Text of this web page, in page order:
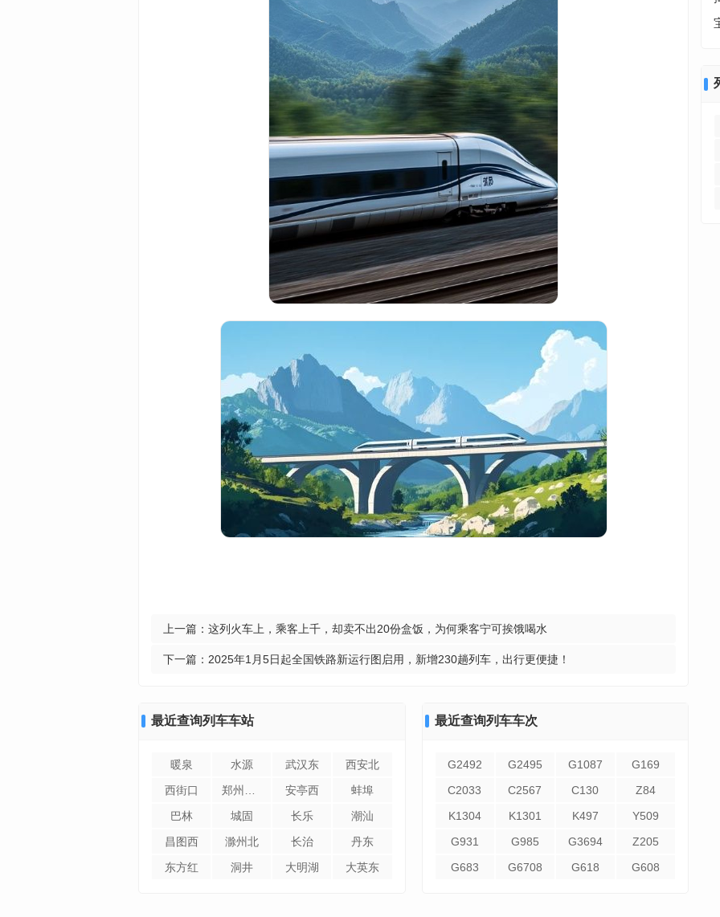
上一篇： 这列火车上，乘客上千，却卖不出20份盒饭，为何乘客宁可挨饿喝水
下一篇： 2025年1月5日起全国铁路新运行图启用，新增230趟列车，出行更便捷！
最近查询列车车站
暖泉 水源 武汉东
西安北
西街口
安亭西
蚌埠
巴林
城固 长乐
潮汕
昌图西
滁州北 长治
丹东
东方红
洞井 大明湖 大英东
最近查询列车车次
G2492 G2495 G1087
G169
C2033
C2567 C130
Z84
K1304
K1301 K497
Y509
G931
G985 G3694
Z205
G683
G6708 G618 G608